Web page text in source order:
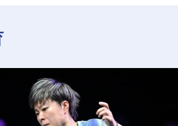
跑出“加速度”
工智能周”在阿聯酋迪拜開幕
智能解鎖高品質發展密碼
器人進廠“打工”記